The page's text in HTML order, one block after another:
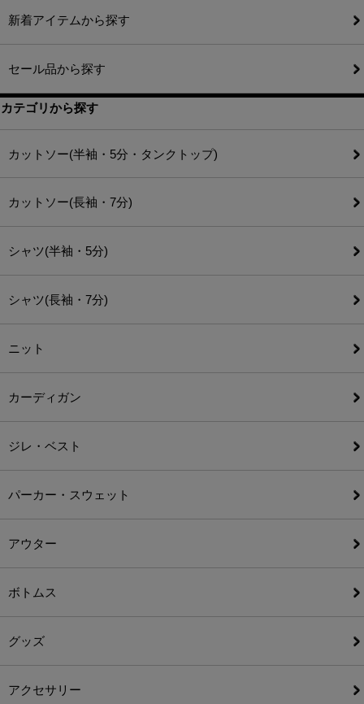
新着アイテムから探す
セール品から探す
カテゴリから探す
カットソー(半袖・5分・タンクトップ)
カットソー(長袖・7分)
シャツ(半袖・5分)
シャツ(長袖・7分)
ニット
カーディガン
ジレ・ベスト
パーカー・スウェット
アウター
ボトムス
グッズ
アクセサリー